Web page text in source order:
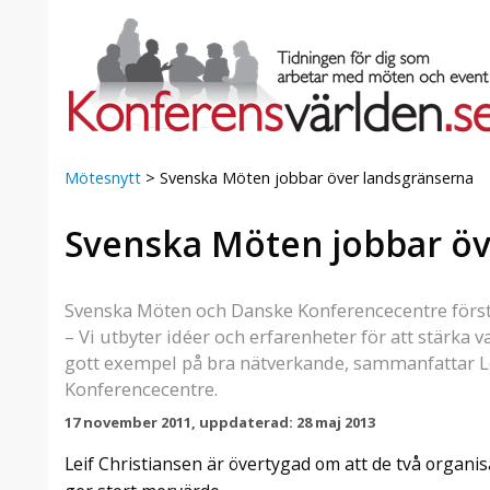
Mötesnytt > Svenska Möten jobbar över landsgränserna
Svenska Möten jobbar
Svenska Möten och Danske Konferencecentre
– Vi utbyter idéer och erfarenheter för att stärka
gott exempel på bra nätverkande, sammanfattar
Konferencecentre.
17 november 2011, uppdaterad: 28 maj 2013
Leif Christiansen är övertygad om att de två
av att
här är
Erbjudande från Sheraton
Välkommen att fira in julen
2026 hos oss. Mellan den 23
november och 19 december
förvandlar vi våra lokaler till en
stämningsfull mötesplats där